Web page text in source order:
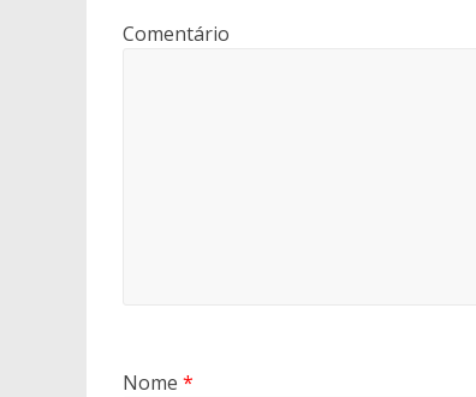
Comentário
Nome *